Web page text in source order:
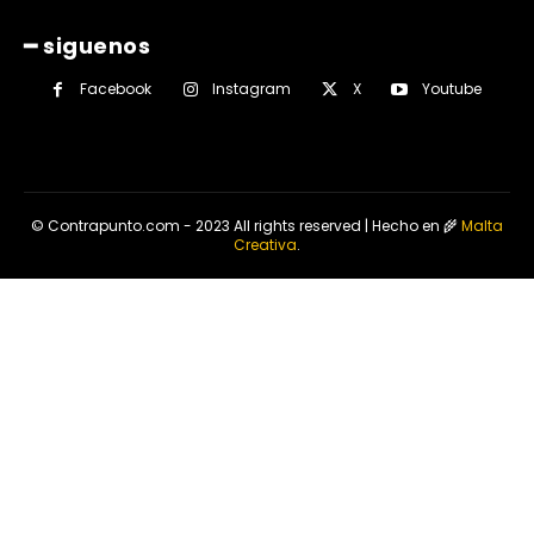
━ siguenos
Facebook Instagram X Youtube
© Contrapunto.com - 2023 All rights reserved | Hecho en 🌾Malta
Creativa.